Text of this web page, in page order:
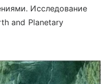
Исследование
and Planetary